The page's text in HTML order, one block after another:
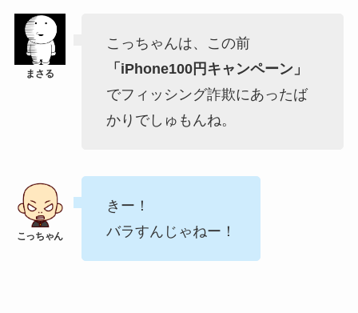
こっちゃんは、この前
「iPhone100円キャンペーン」
でフィッシング詐欺にあったば
かりでしゅもんね。
きー！
バラすんじゃねー！